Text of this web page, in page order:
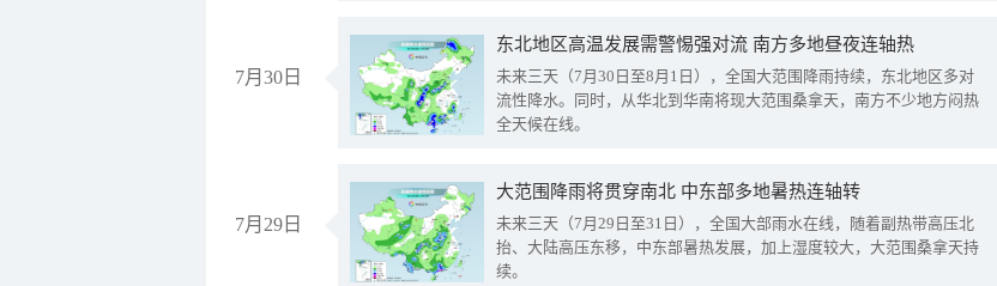
7月30日
东北地区高温发展需警惕强对流 南方多地昼夜连轴热
未来三天（7月30日至8月1日），全国大范围降雨持续，东北地区多对
流性降水。同时，从华北到华南将现大范围桑拿天，南方不少地方闷热
全天候在线。
7月29日
大范围降雨将贯穿南北 中东部多地暑热连轴转
未来三天（7月29日至31日），全国大部雨水在线，随着副热带高压北
抬、大陆高压东移，中东部暑热发展，加上湿度较大，大范围桑拿天持
续。